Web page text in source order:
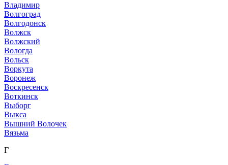
Владимир
Волгоград
Волгодонск
Волжск
Волжский
Вологда
Вольск
Воркута
Воронеж
Воскресенск
Воткинск
Выборг
Выкса
Вышний Волочек
Вязьма
Г